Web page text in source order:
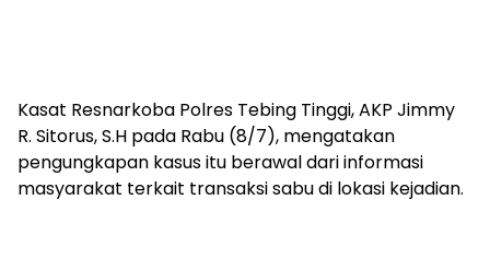
Kasat Resnarkoba Polres Tebing Tinggi, AKP Jimmy
R. Sitorus, S.H pada Rabu (8/7), mengatakan
pengungkapan kasus itu berawal dari informasi
masyarakat terkait transaksi sabu di lokasi kejadian.